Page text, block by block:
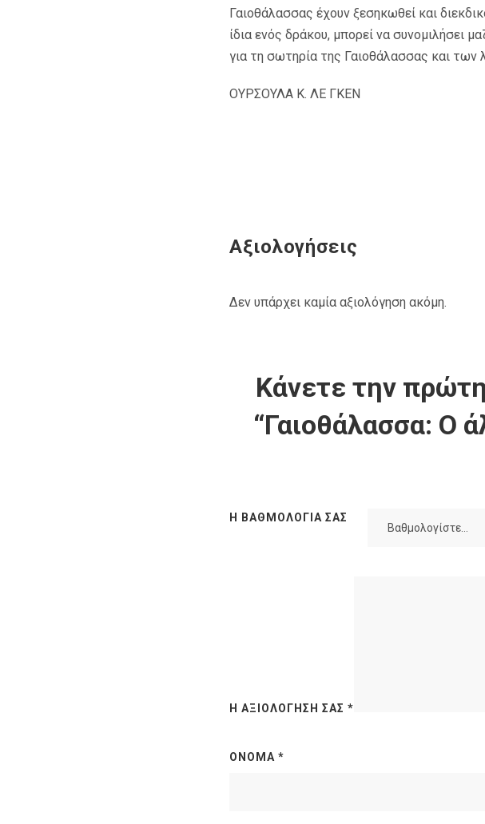
Γαιοθάλασσας έχουν ξεσηκωθεί και
ίδια ενός δράκου, μπορεί να συνομιλήσει
για τη σωτηρία της Γαιοθάλασσας και των
ΟΥΡΣΟΥΛΑ Κ. ΛΕ ΓΚΕΝ
Αξιολογήσεις
Δεν υπάρχει καμία αξιολόγηση ακόμη.
Κάνετε την
“Γαιοθάλασσα: Ο
Η ΒΑΘΜΟΛΟΓΊΑ ΣΑΣ
Η ΑΞΙΟΛΌΓΗΣΉ ΣΑΣ *
ΌΝΟΜΑ *